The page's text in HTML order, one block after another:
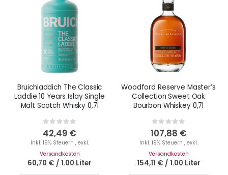
Bruichladdich The Classic
Laddie 10 Years Islay Single
Malt Scotch Whisky 0,7l
Rating:
0%
42,49 €
Inkl. 19% Steuern , exkl.
Versandkosten
60,70 € / 1.00 Liter
Woodford Reserve Master’s
Collection Sweet Oak
Bourbon Whiskey 0,7l
Rating:
0%
107,88 €
Inkl. 19% Steuern , exkl.
Versandkosten
154,11 € / 1.00 Liter